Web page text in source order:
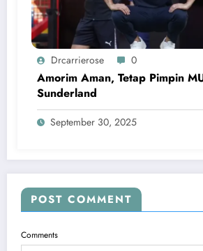
Drcarrierose 0
Amorim Aman, Tetap Pimpin
Sunderland
September 30, 2025
POST COMMENT
Comments